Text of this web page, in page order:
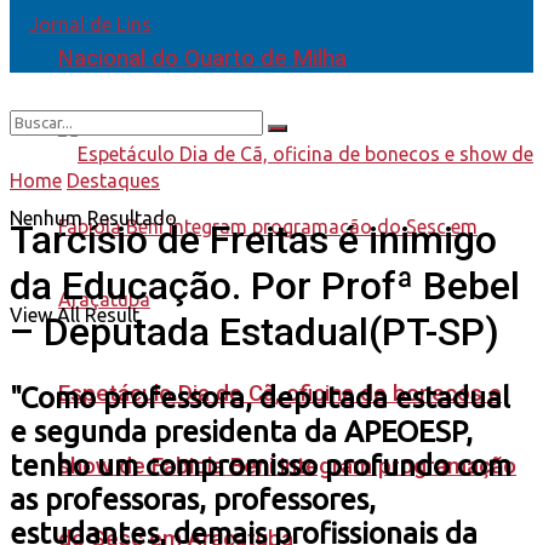
Nacional do Quarto de Milha
Espetáculo Dia de Cã, oficina de bonecos e
show de Fabiola Beni integram programação
do Sesc em Araçatuba
Nenhum Resultado
View All Result
Home Destaques
Tarcísio de Freitas é inimigo
da Educação. Por Profª Bebel
– Deputada Estadual(PT-SP)
"Como professora, deputada estadual
e segunda presidenta da APEOESP,
tenho um compromisso profundo com
as professoras, professores,
estudantes, demais profissionais da